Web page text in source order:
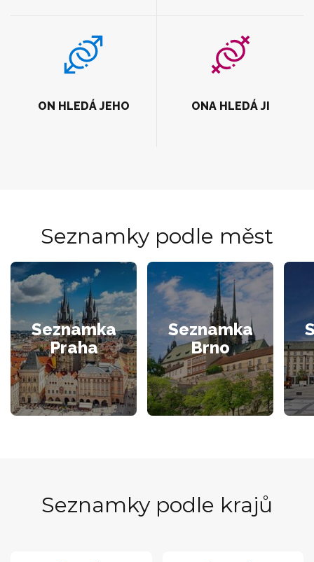
ON HLEDÁ JEHO ONA HLEDÁ JI
Seznamky podle měst
Seznamka
Praha
Seznamka
Brno
Seznamky podle krajů